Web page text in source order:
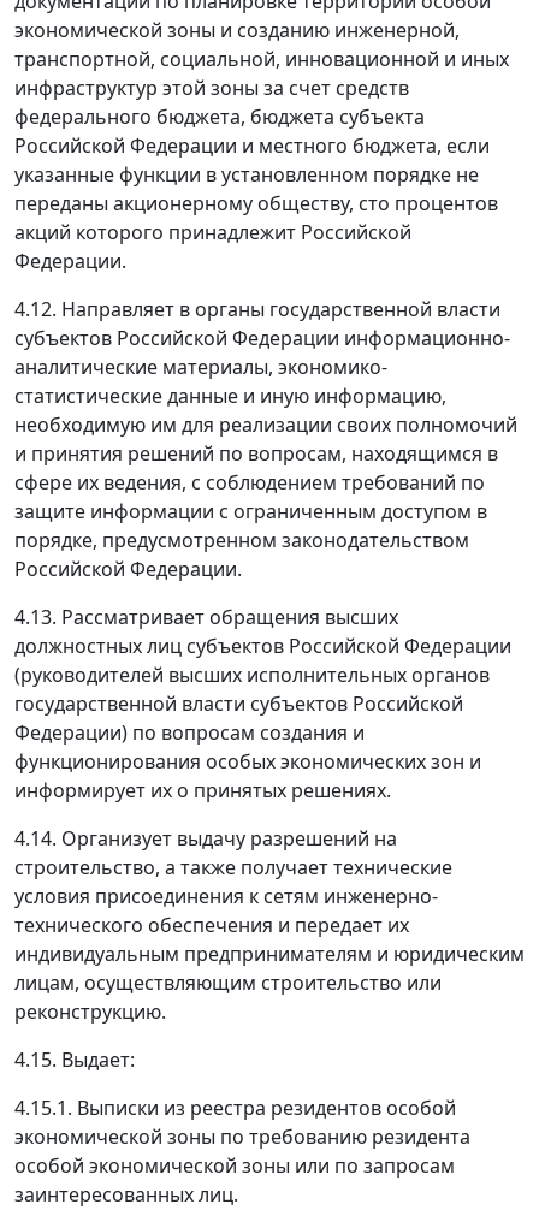
экономической зоны и созданию инженерной,
транспортной, социальной, инновационной и иных
инфраструктур этой зоны за счет средств
федерального бюджета, бюджета субъекта
Российской Федерации и местного бюджета, если
указанные функции в установленном порядке не
переданы акционерному обществу, сто процентов
акций которого принадлежит Российской
Федерации.
4.12. Направляет в органы государственной власти
субъектов Российской Федерации информационно-
аналитические материалы, экономико-
статистические данные и иную информацию,
необходимую им для реализации своих полномочий
и принятия решений по вопросам, находящимся в
сфере их ведения, с соблюдением требований по
защите информации с ограниченным доступом в
порядке, предусмотренном законодательством
Российской Федерации.
4.13. Рассматривает обращения высших
должностных лиц субъектов Российской Федерации
(руководителей высших исполнительных органов
государственной власти субъектов Российской
Федерации) по вопросам создания и
функционирования особых экономических зон и
информирует их о принятых решениях.
4.14. Организует выдачу разрешений на
строительство, а также получает технические
условия присоединения к сетям инженерно-
технического обеспечения и передает их
индивидуальным предпринимателям и юридическим
лицам, осуществляющим строительство или
реконструкцию.
4.15. Выдает:
4.15.1. Выписки из реестра резидентов особой
экономической зоны по требованию резидента
особой экономической зоны или по запросам
заинтересованных лиц.